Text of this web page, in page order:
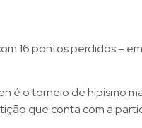
16 pontos perdidos –
é o torneio de hipismo
que conta com a